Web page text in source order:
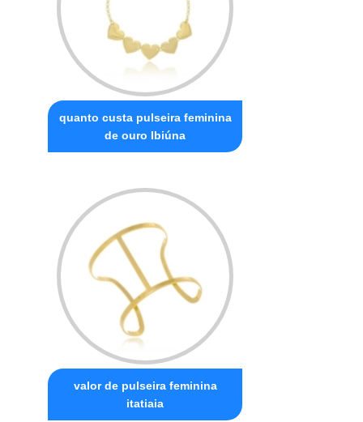
quanto custa pulseira feminina
de ouro Ibiúna
valor de pulseira feminina
itatiaia